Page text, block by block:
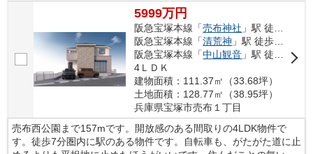
5999万円
阪急宝塚本線「売布神社 」駅 徒歩7分
阪急宝塚本線「清荒神 」駅 徒歩12分
阪急宝塚本線「中山観音 」駅 徒歩18分
4ＬＤＫ
建物面積：111.37㎡（33.68坪）
土地面積：128.77㎡（38.95坪）
兵庫県宝塚市売布１丁目
売布西公園まで157mです。開放感のある間取りの4LDK物件で
す。徒歩7分圏内に駅のある物件です。自転車も、がたがた道に止